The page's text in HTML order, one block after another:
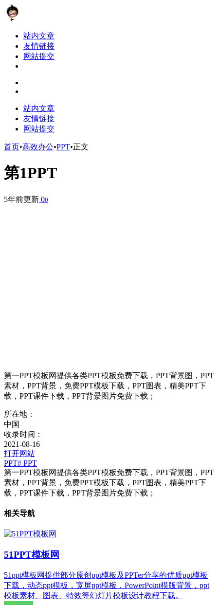
站内文章
友情链接
网站提交
站内文章
友情链接
网站提交
首页•高效办公•PPT•正文
第1PPT
5年前更新 00
第一PPT模板网提供各类PPT模板免费下载，PPT背景图，PPT
素材，PPT背景，免费PPT模板下载，PPT图表，精美PPT下
载，PPT课件下载，PPT背景图片免费下载；
所在地：
中国
收录时间：
2021-08-16
打开网站
PPT# PPT
第一PPT模板网提供各类PPT模板免费下载，PPT背景图，PPT
素材，PPT背景，免费PPT模板下载，PPT图表，精美PPT下
载，PPT课件下载，PPT背景图片免费下载；
相关导航
51PPT模板网
51ppt模板网提供部分原创ppt模板及PPTer分享的优质ppt模板
下载，动态ppt模板，宽屏ppt模板，PowerPoint模版背景，ppt
模板素材、图表、特效等幻灯片模板设计教程下载。